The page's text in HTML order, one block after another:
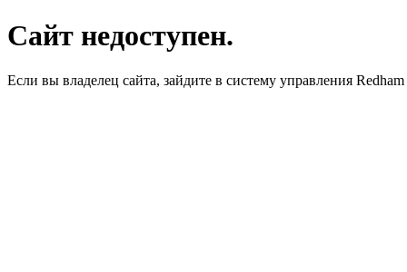
Сайт недоступен.
Если вы владелец сайта, зайдите в систему управления